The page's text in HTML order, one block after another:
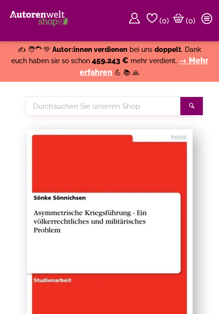
(0)
(0)
✍️ 🧑‍🦱 💚 Autor:innen verdienen bei uns doppelt. Dank
euch haben sie so schon 459.243 € mehr verdient. → Mehr
erfahren 💪 📚 🙏
Durchsuchen
Sie
Shop